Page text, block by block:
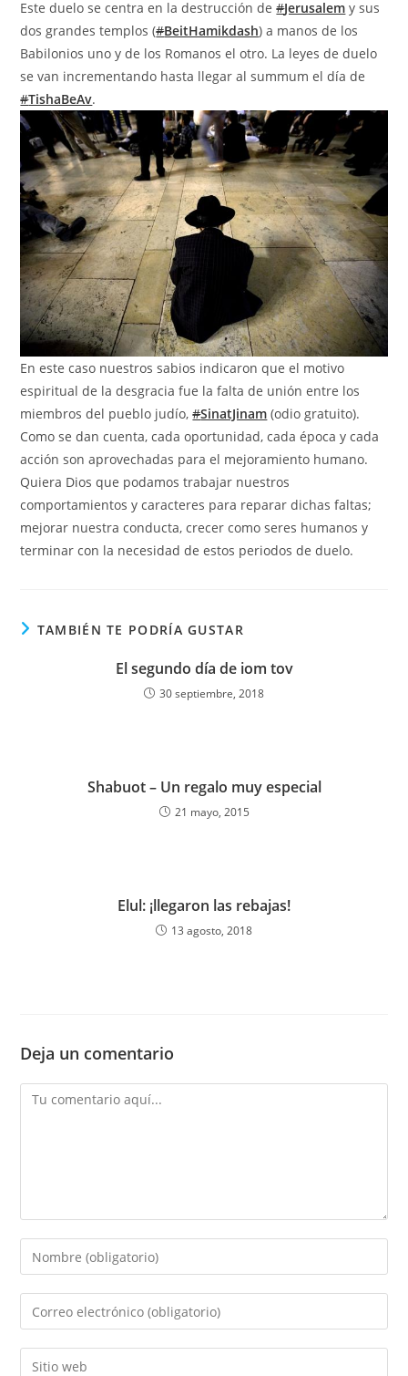
Este duelo se centra en la destrucción de#Jerusalem y sus
dos grandes templos (#BeitHamikdash) a manos de los
Babilonios uno y de los Romanos el otro. La leyes de duelo
se van incrementando hasta llegar al summum el día de
#TishaBeAv.
En este caso nuestros sabios indicaron que el motivo
espiritual de la desgracia fue la falta de unión entre los
miembros del pueblo judío,#SinatJinam (odio gratuito).
Como se dan cuenta, cada oportunidad, cada época y cada
acción son aprovechadas para el mejoramiento humano.
Quiera Dios que podamos trabajar nuestros
comportamientos y caracteres para reparar dichas faltas;
mejorar nuestra conducta, crecer como seres humanos y
terminar con la necesidad de estos periodos de duelo.
TAMBIÉN TE PODRÍA GUSTAR
El segundo día de iom tov
30 septiembre, 2018
Shabuot – Un regalo muy especial
21 mayo, 2015
Elul: ¡llegaron las rebajas!
13 agosto, 2018
Deja un comentario
Comentario
Introducí
tu
nombre
de
Introducí
tu
dirección
de
Introducí